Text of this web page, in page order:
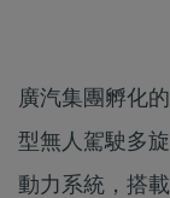
廣汽集團孵化
型無人駕駛多
動力系統，搭